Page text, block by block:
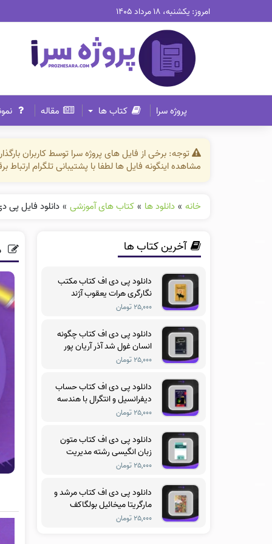
امروز: یکشنبه، ۱۸ مرداد ۱۴۰۵
پروژه سرا کتاب ها مقاله
توجه: برخی از فایل های پروژه سرا توسط کاربران
مشاهده اینگونه فایل ها لطفا با پشتیبانی تلگرام
خانه » دانلود ها » کتاب های آموزشی » دانلود فایل
آخرین کتاب ها
دانلود پی دی اف کتاب مکتب
نگارگری هرات یعقوب آژند
۲۵,۰۰۰ تومان
دانلود پی دی اف کتاب چگونه
انسان غول شد آذر آریان پور
۲۵,۰۰۰ تومان
دانلود پی دی اف کتاب حساب
دیفرانسیل و انتگرال با هندسه
تحلیلی جلد سوم ریچارد
۲۵,۰۰۰ تومان
دانلود پی دی اف کتاب متون
زبان انگیسی رشته مدیریت
آموزشی فریدون یزدانی
۲۵,۰۰۰ تومان
دانلود پی دی اف کتاب مرشد و
مارگریتا میخائیل بولگاکف
۲۵,۰۰۰ تومان